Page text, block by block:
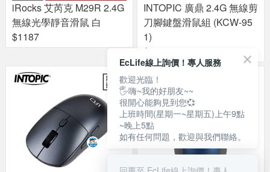
iRocks 艾芮克 M29R 2.4G
無線光學靜音滑鼠 白
$1187
INTOPIC 廣鼎 2.4G 無線剪
刀腳鍵盤滑鼠組 (KCW-95
1)
$990
EcLife線上詢價！專人服務
歡迎光臨！
🖐嗨~我的好朋友~~
很開心能夠見到您💞
上班時間(星期一~星期五)上午9點
~晚上5點
如有任何問題，歡迎與我們聯絡。